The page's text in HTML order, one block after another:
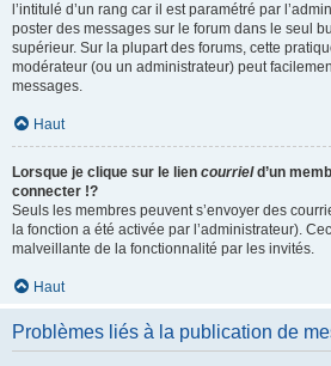
l’intitulé d’un rang car il est paramétré par
poster des messages sur le forum dans le seul
supérieur. Sur la plupart des forums, cette
modérateur (ou un administrateur) peut
messages.
Haut
Lorsque je clique sur le lien courrield’un
connecter !?
Seuls les membres peuvent s’envoyer des
la fonction a été activée par l’administrateur).
malveillante de la fonctionnalité par les invités.
Haut
Problèmes liés à la publication de